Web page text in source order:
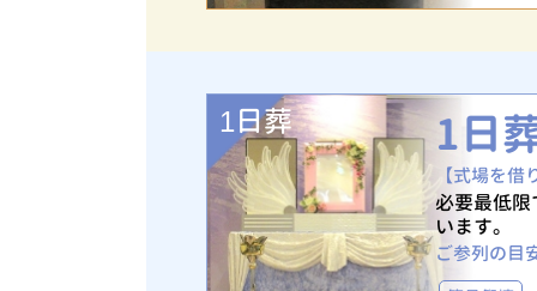
1日葬 1日
【式場を
必要最低
います。
ご参列の目